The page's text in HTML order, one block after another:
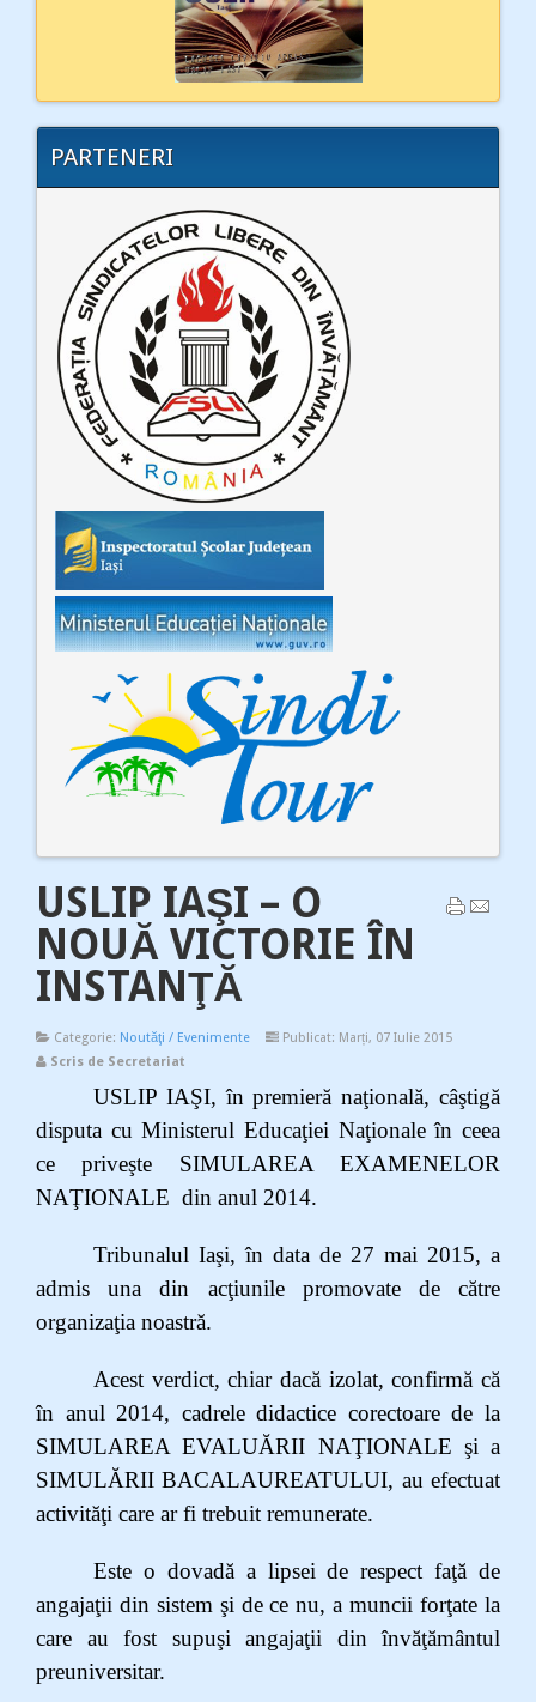
PARTENERI
USLIP IAŞI – O
NOUĂ VICTORIE ÎN
INSTANŢĂ
Categorie: Noutăţi / Evenimente
Publicat: Marți, 07 Iulie 2015
Scris de Secretariat
USLIP IAŞI, în premieră naţională, câştigă
disputa cu Ministerul Educaţiei Naţionale în ceea
ce priveşte SIMULAREA EXAMENELOR
NAŢIONALE din anul 2014.
Tribunalul Iaşi, în data de 27 mai 2015, a
admis una din acţiunile promovate de către
organizaţia noastră.
Acest verdict, chiar dacă izolat, confirmă că
în anul 2014, cadrele didactice corectoare de la
SIMULAREA EVALUĂRII NAŢIONALE şi a
SIMULĂRII BACALAUREATULUI, au efectuat
activităţi care ar fi trebuit remunerate.
Este o dovadă a lipsei de respect faţă de
angajaţii din sistem şi de ce nu, a muncii forţate la
care au fost supuşi angajaţii din învăţământul
preuniversitar.